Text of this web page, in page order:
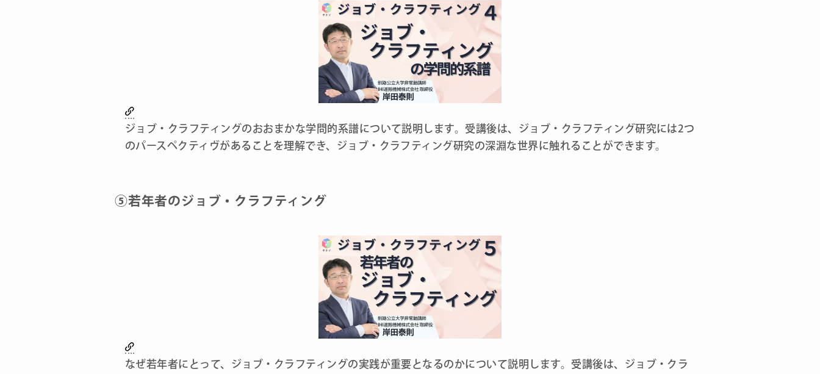
ジョブ・クラフティングのおおまかな学問的系譜について説明します。受講後は、ジョブ・クラフティング研究には2つ
のパースペクティヴがあることを理解でき、ジョブ・クラフティング研究の深淵な世界に触れることができます。
⑤若年者のジョブ・クラフティング
なぜ若年者にとって、ジョブ・クラフティングの実践が重要となるのかについて説明します。受講後は、ジョブ・クラ